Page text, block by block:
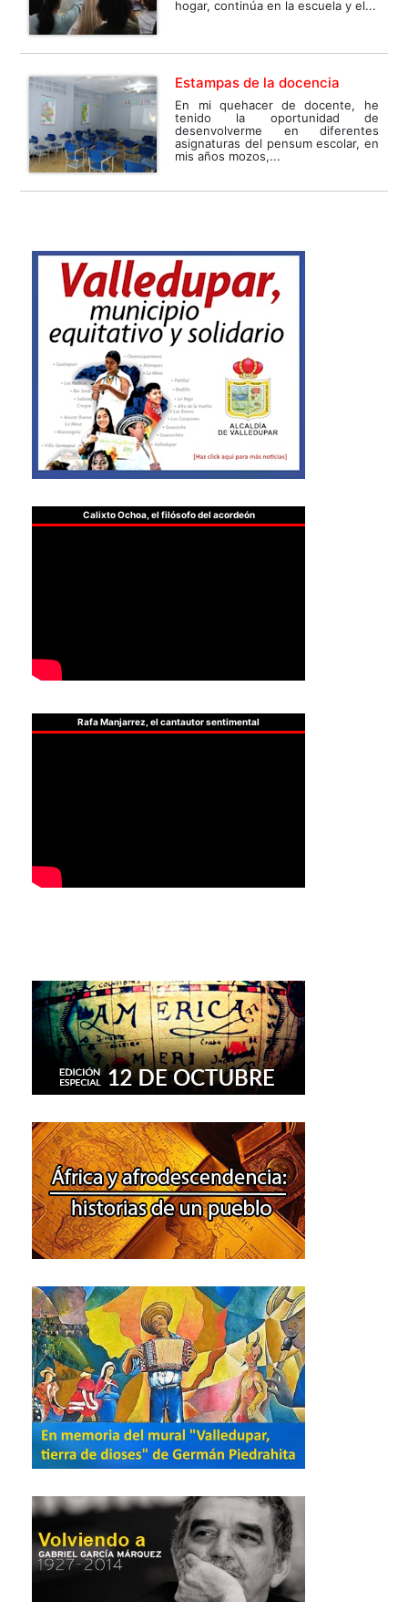
hogar, continúa en la escuela y el...
Estampas de la docencia
En mi quehacer de docente, he
tenido la oportunidad de
desenvolverme en diferentes
asignaturas del pensum escolar, en
mis años mozos,...
Calixto Ochoa, el filósofo del acordeón
Rafa Manjarrez, el cantautor sentimental